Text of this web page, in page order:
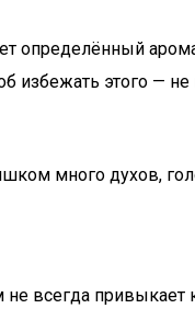
определённый
избежать этого —
много духов,
всегда привыкает